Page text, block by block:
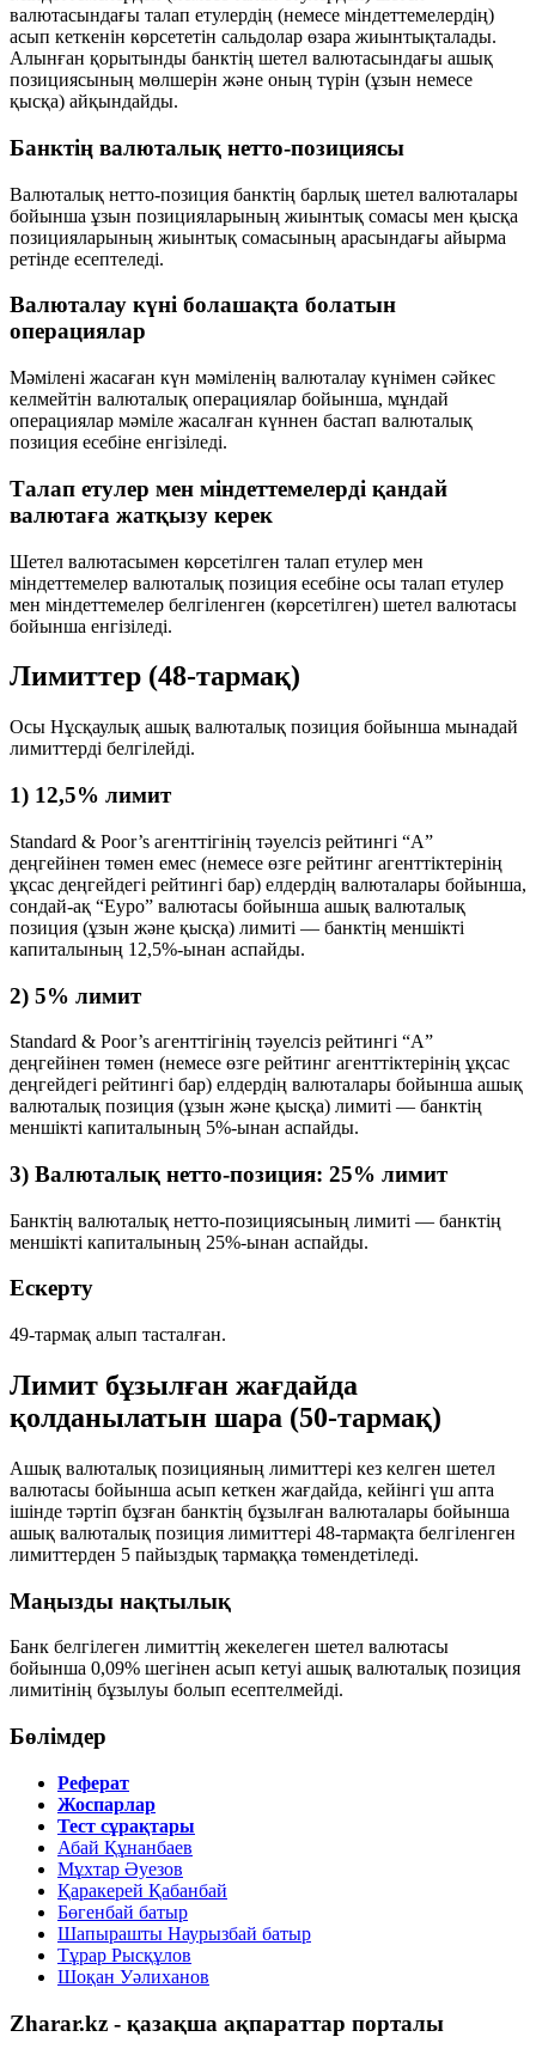
валютасындағы талап етулердің (немесе міндеттемелердің)
асып кеткенін көрсететін сальдолар өзара жиынтықталады.
Алынған қорытынды банктің шетел валютасындағы ашық
позициясының мөлшерін және оның түрін (ұзын немесе
қысқа) айқындайды.
Банктің валюталық нетто-позициясы
Валюталық нетто-позиция банктің барлық шетел валюталары
бойынша ұзын позицияларының жиынтық сомасы мен қысқа
позицияларының жиынтық сомасының арасындағы айырма
ретінде есептеледі.
Валюталау күні болашақта болатын
операциялар
Мәмілені жасаған күн мәміленің валюталау күнімен сәйкес
келмейтін валюталық операциялар бойынша, мұндай
операциялар мәміле жасалған күннен бастап валюталық
позиция есебіне енгізіледі.
Талап етулер мен міндеттемелерді қандай
валютаға жатқызу керек
Шетел валютасымен көрсетілген талап етулер мен
міндеттемелер валюталық позиция есебіне осы талап етулер
мен міндеттемелер белгіленген (көрсетілген) шетел валютасы
бойынша енгізіледі.
Лимиттер (48-тармақ)
Осы Нұсқаулық ашық валюталық позиция бойынша мынадай
лимиттерді белгілейді.
1) 12,5% лимит
Standard & Poor’s агенттігінің тәуелсіз рейтингі “A”
деңгейінен төмен емес (немесе өзге рейтинг агенттіктерінің
ұқсас деңгейдегі рейтингі бар) елдердің валюталары бойынша,
сондай-ақ “Еуро” валютасы бойынша ашық валюталық
позиция (ұзын және қысқа) лимиті — банктің меншікті
капиталының 12,5%-ынан аспайды.
2) 5% лимит
Standard & Poor’s агенттігінің тәуелсіз рейтингі “A”
деңгейінен төмен (немесе өзге рейтинг агенттіктерінің ұқсас
деңгейдегі рейтингі бар) елдердің валюталары бойынша ашық
валюталық позиция (ұзын және қысқа) лимиті — банктің
меншікті капиталының 5%-ынан аспайды.
3) Валюталық нетто-позиция: 25% лимит
Банктің валюталық нетто-позициясының лимиті — банктің
меншікті капиталының 25%-ынан аспайды.
Ескерту
49-тармақ алып тасталған.
Лимит бұзылған жағдайда
қолданылатын шара (50-тармақ)
Ашық валюталық позицияның лимиттері кез келген шетел
валютасы бойынша асып кеткен жағдайда, кейінгі үш апта
ішінде тәртіп бұзған банктің бұзылған валюталары бойынша
ашық валюталық позиция лимиттері 48-тармақта белгіленген
лимиттерден 5 пайыздық тармаққа төмендетіледі.
Маңызды нақтылық
Банк белгілеген лимиттің жекелеген шетел валютасы
бойынша 0,09% шегінен асып кетуі ашық валюталық позиция
лимитінің бұзылуы болып есептелмейді.
Бөлімдер
Реферат
Жоспарлар
Тест сұрақтары
Абай Құнанбаев
Мұхтар Әуезов
Қаракерей Қабанбай
Бөгенбай батыр
Шапырашты Наурызбай батыр
Тұрар Рысқұлов
Шоқан Уәлиханов
Zharar.kz - қазақша ақпараттар порталы